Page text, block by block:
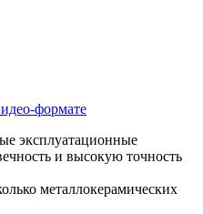
формате
эксплуатационные
и высокую точность
металлокерамических